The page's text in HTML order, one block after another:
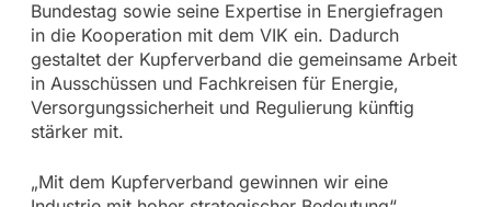
Bundestag sowie seine Expertise in Energiefragen
in die Kooperation mit dem VIK ein. Dadurch
gestaltet der Kupferverband die gemeinsame Arbeit
in Ausschüssen und Fachkreisen für Energie,
Versorgungssicherheit und Regulierung künftig
stärker mit.
„Mit dem Kupferverband gewinnen wir eine